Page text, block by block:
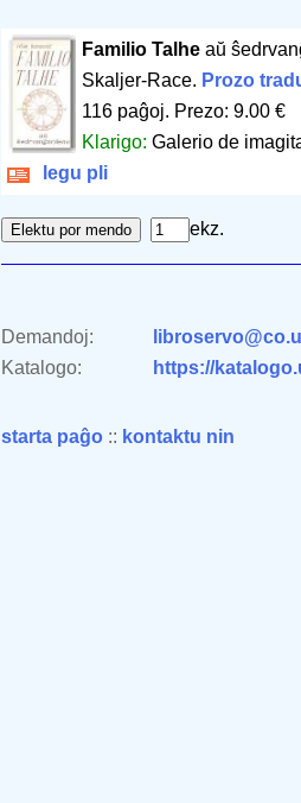
Familio Talhe aŭ
Skaljer-Race. Prozo
116 paĝoj. Prezo: 9.00 €
Klarigo:Galerio de
legu pli
ekz.
Demandoj:
Katalogo:
https://
starta paĝo :: kontaktu nin